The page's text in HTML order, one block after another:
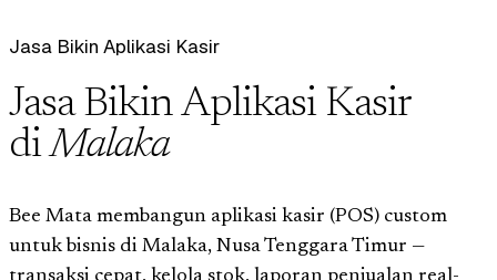
Jasa Bikin Aplikasi Kasir
Jasa Bikin Aplikasi Kasir
diMalaka
Bee Mata membangun aplikasi kasir (POS) custom
untuk bisnis di Malaka, Nusa Tenggara Timur —